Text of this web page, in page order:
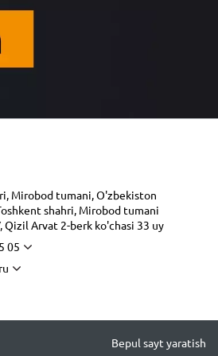
Mirobod tumani, O'zbekiston
shahri, Mirobod tumani
Qizil Arvat 2-berk ko'chasi 33 uy
05
Bepul sayt yaratish